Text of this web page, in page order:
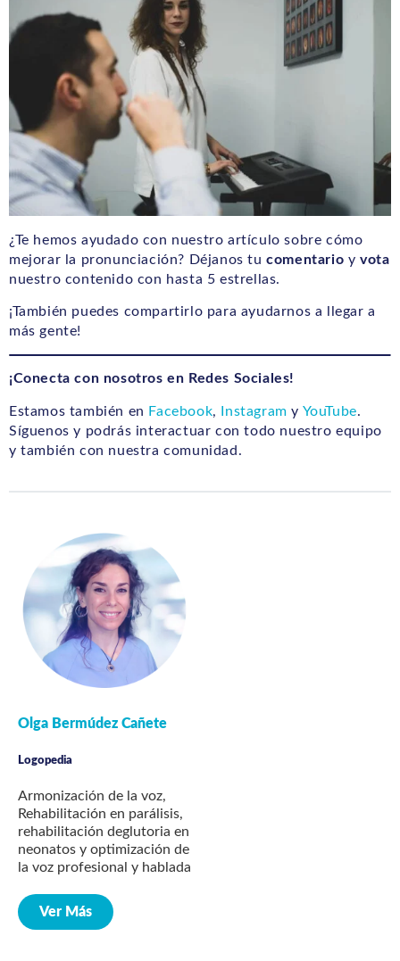
¿Te hemos ayudado con nuestro artículo sobre cómo
mejorar la pronunciación? Déjanos tucomentario yvota
nuestro contenido con hasta 5 estrellas.
¡También puedes compartirlo para ayudarnos a llegar a
más gente!
¡Conecta con nosotros en Redes Sociales!
Estamos también en Facebook, Instagram y YouTube.
Síguenos y podrás interactuar con todo nuestro equipo
y también con nuestra comunidad.
Olga Bermúdez Cañete
Logopedia
Armonización de la voz,
Rehabilitación en parálisis,
rehabilitación deglutoria en
neonatos y optimización de
la voz profesional y hablada
Ver Más